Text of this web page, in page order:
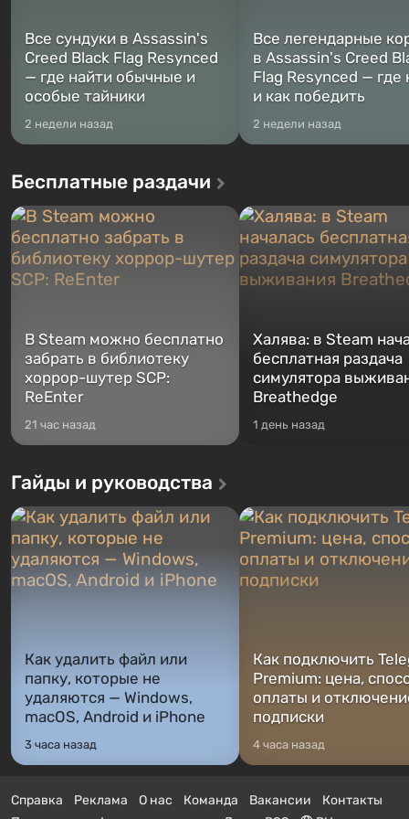
Все сундуки в Assassin's
Creed Black Flag Resynced
— где найти обычные и
особые тайники
2 недели назад
Все легендарные
в Assassin's Creed
Flag Resynced — где
и как победить
2 недели назад
Бесплатные раздачи
В Steam можно бесплатно
забрать в библиотеку
хоррор-шутер SCP:
ReEnter
21 час назад
Халява: в Steam
бесплатная раздача
симулятора
Breathedge
1 день назад
Гайды и руководства
Как удалить файл или
папку, которые не
удаляются — Windows,
macOS, Android и iPhone
3 часа назад
Как подключить
Premium: цена,
оплаты и
подписки
4 часа назад
Справка Реклама О нас Команда Вакансии
Контакты